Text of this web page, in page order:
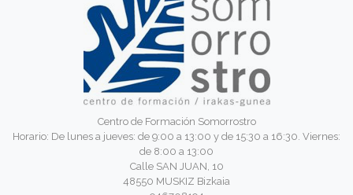
Centro de Formación Somorrostro
Horario: De lunes a jueves: de 9:00 a 13:00 y de 15:30 a 16:30. Viernes:
de 8:00 a 13:00
Calle SAN JUAN, 10
48550 MUSKIZ Bizkaia